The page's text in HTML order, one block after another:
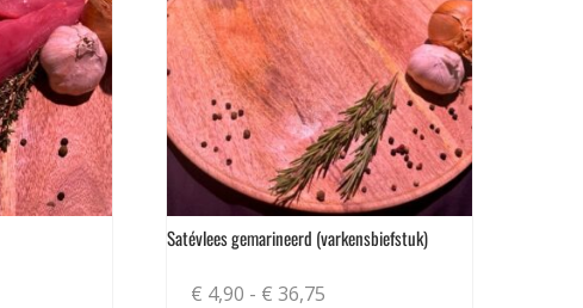
Satévlees gemarineerd (varkensbiefstuk)
€ 4,90 - € 36,75